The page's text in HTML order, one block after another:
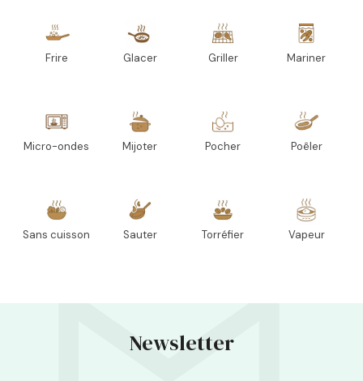
Frire Glacer Griller Mariner
Micro-ondes Mijoter Pocher Poêler
Sans cuisson Sauter Torréfier Vapeur
Newsletter